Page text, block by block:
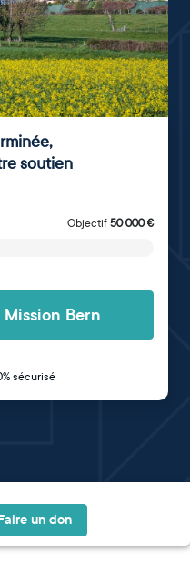
,
soutien
Objectif 50 000€
Bern
sécurisé
un don